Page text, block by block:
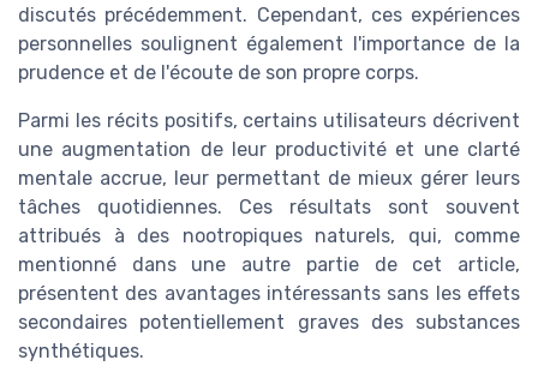
discutés précédemment. Cependant, ces expériences
personnelles soulignent également l'importance de la
prudence et de l'écoute de son propre corps.
Parmi les récits positifs, certains utilisateurs décrivent
une augmentation de leur productivité et une clarté
mentale accrue, leur permettant de mieux gérer leurs
tâches quotidiennes. Ces résultats sont souvent
attribués à des nootropiques naturels, qui, comme
mentionné dans une autre partie de cet article,
présentent des avantages intéressants sans les effets
secondaires potentiellement graves des substances
synthétiques.